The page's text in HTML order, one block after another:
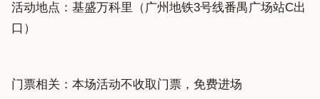
活动地点：基盛万科里（广州地铁3号线番禺广场站C出
口）
门票相关：本场活动不收取门票，免费进场 ​​​